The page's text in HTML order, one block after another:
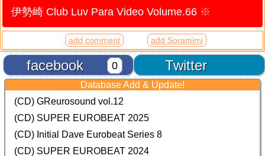
伊勢崎 Club Luv Para Video Volume.66 ※
add comment add Soramimi
Twitter
facebook 0
Database Add & Update!
(CD) GReurosound vol.12
(CD) SUPER EUROBEAT 2025
(CD) Initial Dave Eurobeat Series 8
(CD) SUPER EUROBEAT 2024